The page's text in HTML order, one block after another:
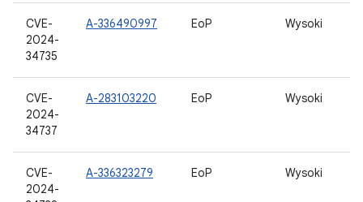
CVE-
2024-
34735
A-336490997 EoP Wysoki
CVE-
2024-
34737
A-283103220 EoP Wysoki
CVE-
2024-
A-336323279 EoP Wysoki